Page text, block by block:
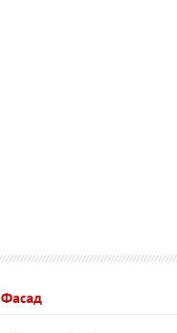
Фасад